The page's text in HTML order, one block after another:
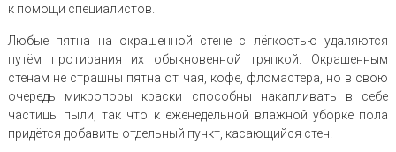
к помощи специалистов.
Любые пятна на окрашенной стене с лёгкостью удаляются
путём протирания их обыкновенной тряпкой. Окрашенным
стенам не страшны пятна от чая, кофе, фломастера, но в свою
очередь микропоры краски способны накапливать в себе
частицы пыли, так что к еженедельной влажной уборке пола
придётся добавить отдельный пункт, касающийся стен.